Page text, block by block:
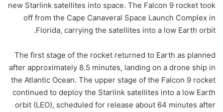
new Starlink satellites into space. The Falcon 9 rocket took
off from the Cape Canaveral Space Launch Complex in
Florida, carrying the satellites into a low Earth orbit.
The first stage of the rocket returned to Earth as planned
after approximately 8.5 minutes, landing on a drone ship in
the Atlantic Ocean. The upper stage of the Falcon 9 rocket
continued to deploy the Starlink satellites into a low Earth
orbit (LEO), scheduled for release about 64 minutes after